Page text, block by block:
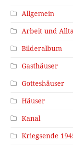
Allgemein
Arbeit und
Bilderalbum
Gasthäuser
Gotteshäuser
Häuser
Kanal
Kriegsende